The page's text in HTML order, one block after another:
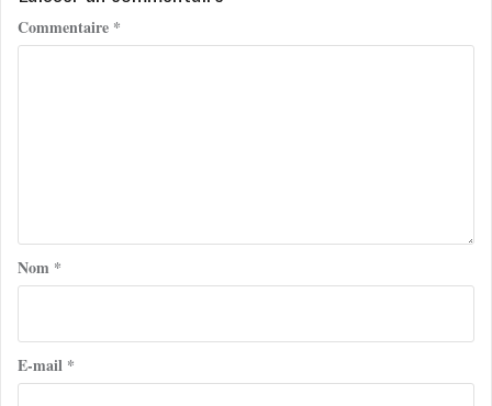
Commentaire *
Nom *
E-mail *